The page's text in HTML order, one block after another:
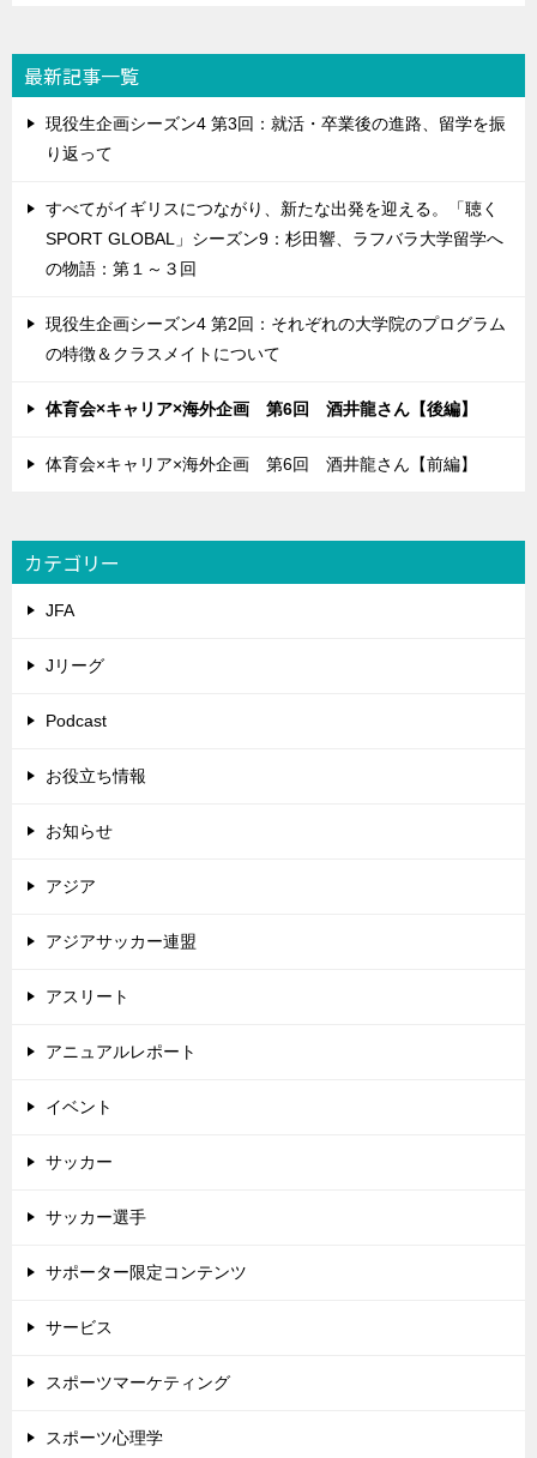
最新記事一覧
現役生企画シーズン4 第3回：就活・卒業後の進路、留学を振
り返って
すべてがイギリスにつながり、新たな出発を迎える。「聴く
SPORT GLOBAL」シーズン9：杉田響、ラフバラ大学留学へ
の物語：第１～３回
現役生企画シーズン4 第2回：それぞれの大学院のプログラム
の特徴＆クラスメイトについて
体育会×キャリア×海外企画 第6回 酒井龍さん【後編】
体育会×キャリア×海外企画 第6回 酒井龍さん【前編】
カテゴリー
JFA
Jリーグ
Podcast
お役立ち情報
お知らせ
アジア
アジアサッカー連盟
アスリート
アニュアルレポート
イベント
サッカー
サッカー選手
サポーター限定コンテンツ
サービス
スポーツマーケティング
スポーツ心理学